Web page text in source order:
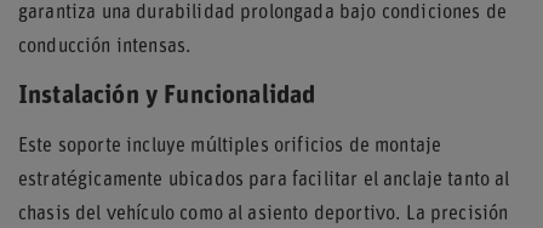
garantiza una durabilidad prolongada bajo condiciones de
conducción intensas.
Instalación y Funcionalidad
Este soporte incluye múltiples orificios de montaje
estratégicamente ubicados para facilitar el anclaje tanto al
chasis del vehículo como al asiento deportivo. La precisión